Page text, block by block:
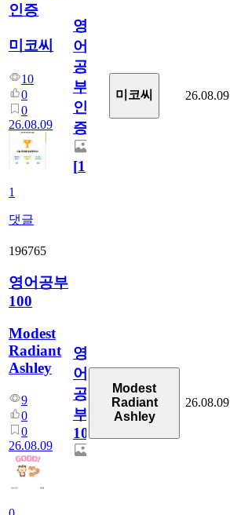
인증
미코씨
10
0
0
26.08.09
1
댓글
영
어
공
부
인
증
[1]
미코씨 26.08.09
196765
영어공부
100
Modest
Radiant
Ashley
9
0
0
26.08.09
영
어
공
부
100
Modest
Radiant
Ashley
26.08.09